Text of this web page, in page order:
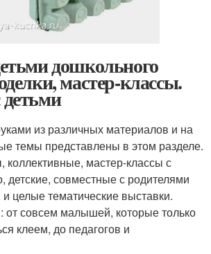
дошкольного
мастер-классы.
из различных материалов и на
темы представлены в этом разделе.
коллективные, мастер-классы с
совместные с родителями
целые тематические выставки.
от совсем малышей, которые только
клеем, до педагогов и